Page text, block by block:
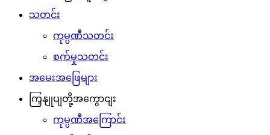
သတင်း
ကုမ္ပဏီသတင်း
စက်မှုသတင်း
အမေးအဖြေများ
ကြှနျုပျတို့အကွောငျး
ကုမ္ပဏီအကြောင်း